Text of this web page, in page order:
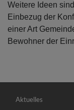
Weitere Ideen
Einbezug der
einer Art
Bewohner der
Hauptnavigation
Aktuelles